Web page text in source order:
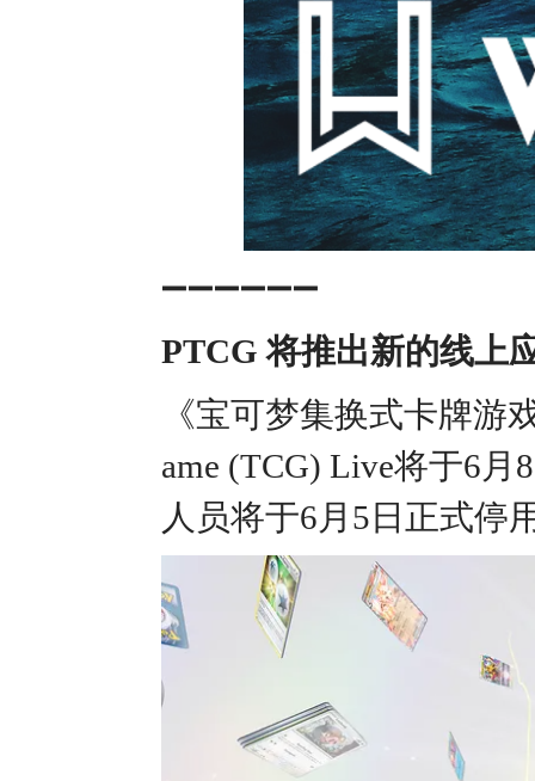
➖➖➖➖➖➖
PTCG 将推出新的线上
《宝可梦集换式卡牌游
ame (TCG) Live将于6
人员将于6月5日正式停